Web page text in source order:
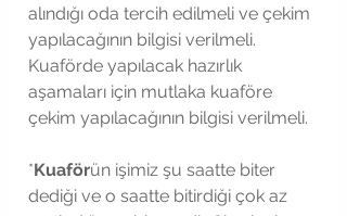
alındığı oda tercih edilmeli ve çekim
yapılacağının bilgisi verilmeli.
Kuaförde yapılacak hazırlık
aşamaları için mutlaka kuaföre
çekim yapılacağının bilgisi verilmeli.
*Kuaförün işimiz şu saatte biter
dediği ve o saatte bitirdiği çok az